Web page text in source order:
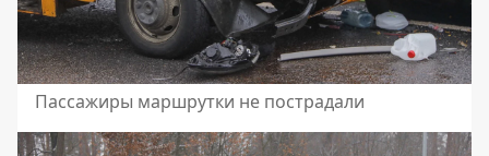
Пассажиры маршрутки не пострадали